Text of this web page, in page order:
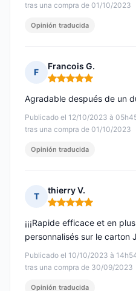
tras una compra de 01/10/2023
Opinión traducida
F
Francois G.
Nota: 5 de 5
Publicado el 12/10/2023 à
tras una compra de 01/10/2023
Agradable después de un
Opinión traducida
T
thierry V.
Nota: 5 de 5
Publicado el 10/10/2023 à
tras una compra de 30/09/2023
¡¡¡Rapide efficace et en
personnalisés sur le carton
Opinión traducida